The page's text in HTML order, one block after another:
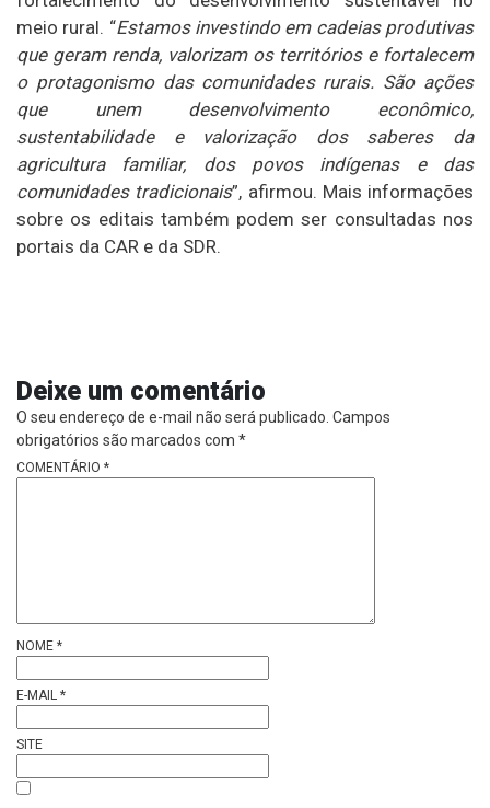
meio rural. “Estamos investindo em cadeias produtivas
que geram renda, valorizam os territórios e fortalecem
o protagonismo das comunidades rurais. São ações
que unem desenvolvimento econômico,
sustentabilidade e valorização dos saberes da
agricultura familiar, dos povos indígenas e das
comunidades tradicionais”, afirmou. Mais informações
sobre os editais também podem ser consultadas nos
portais da CAR e da SDR.
Deixe um comentário
O seu endereço de e-mail não será publicado. Campos
obrigatórios são marcados com *
COMENTÁRIO *
NOME *
E-MAIL *
SITE